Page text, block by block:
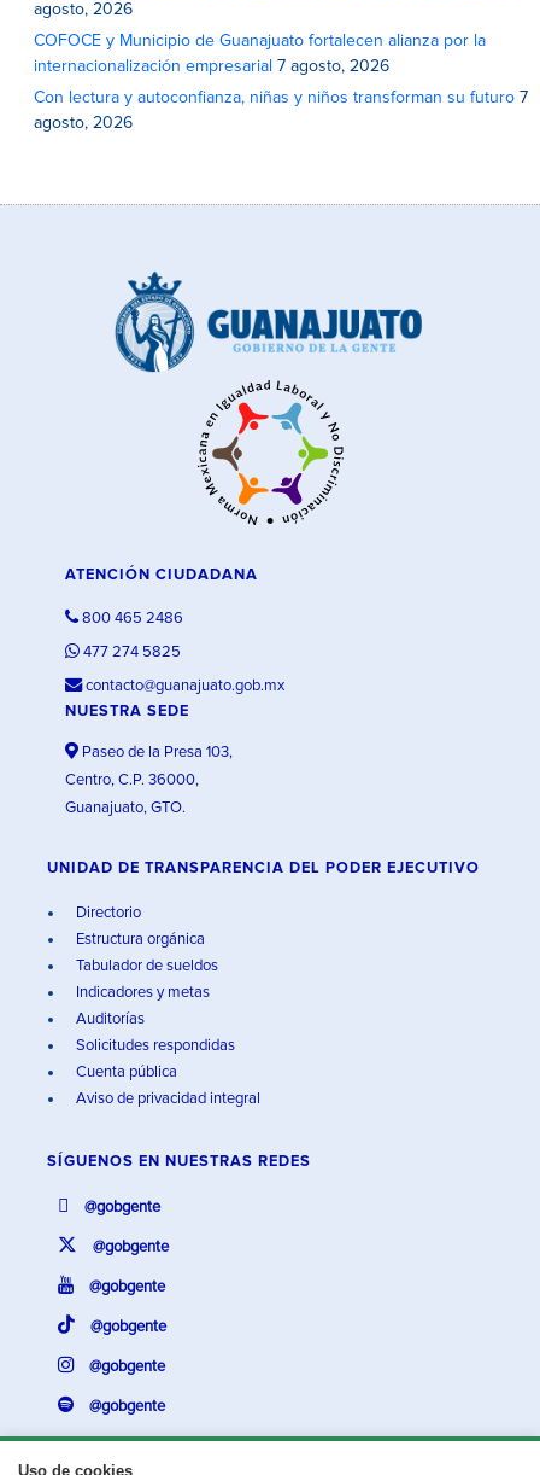
agosto, 2026
COFOCE y Municipio de Guanajuato fortalecen alianza por la
internacionalización empresarial 7 agosto, 2026
Con lectura y autoconfianza, niñas y niños transforman su futuro 7
agosto, 2026
Uso de cookies
ATENCIÓN CIUDADANA
800 465 2486
477 274 5825
contacto@guanajuato.gob.mx
NUESTRA SEDE
Paseo de la Presa 103,
Centro, C.P. 36000,
Guanajuato, GTO.
UNIDAD DE TRANSPARENCIA DEL PODER EJECUTIVO
Directorio
Estructura orgánica
Tabulador de sueldos
Indicadores y metas
Auditorías
Solicitudes respondidas
Cuenta pública
Aviso de privacidad integral
SÍGUENOS EN NUESTRAS REDES
@gobgente
@gobgente
@gobgente
@gobgente
@gobgente
@gobgente